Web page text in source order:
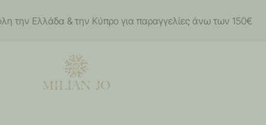
την Ελλάδα & την Κύπρο για παραγγελίες άνω των 150€